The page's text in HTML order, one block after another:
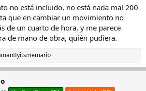
no está incluido, no está nada mal 200
que en cambiar un movimiento no
de un cuarto de hora, y me parece
de mano de obra, quién pudiera.
yitsmemario